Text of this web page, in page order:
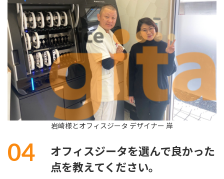
岩崎様とオフィスジータ デザイナー 岸
04
オフィスジータを選んで良かった
点を教えてください。